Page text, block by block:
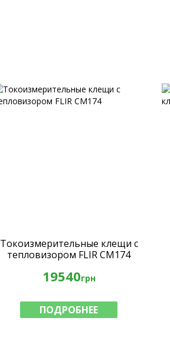
Токоизмерительные клещи с
тепловизором FLIR CM174
19540грн
ПОДРОБНЕЕ